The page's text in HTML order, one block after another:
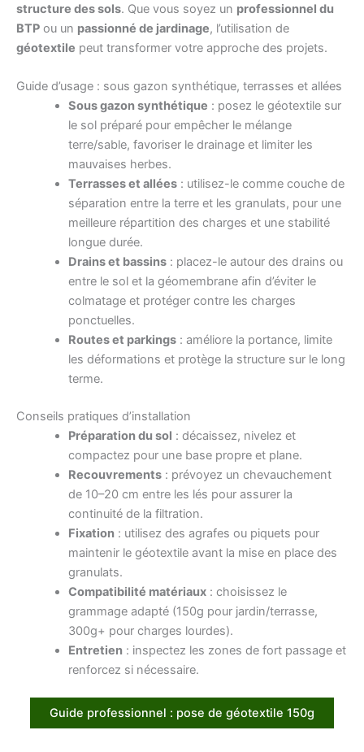
structure des sols. Que vous soyez un professionnel du
BTP ou un passionné de jardinage, l’utilisation de
géotextile peut transformer votre approche des projets.
Guide d’usage : sous gazon synthétique, terrasses et allées
Sous gazon synthétique : posez le géotextile sur
le sol préparé pour empêcher le mélange
terre/sable, favoriser le drainage et limiter les
mauvaises herbes.
Terrasses et allées: utilisez-le comme couche de
séparation entre la terre et les granulats, pour une
meilleure répartition des charges et une stabilité
longue durée.
Drains et bassins: placez-le autour des drains ou
entre le sol et la géomembrane afin d’éviter le
colmatage et protéger contre les charges
ponctuelles.
Routes et parkings: améliore la portance, limite
les déformations et protège la structure sur le long
terme.
Conseils pratiques d’installation
Préparation du sol : décaissez, nivelez et
compactez pour une base propre et plane.
Recouvrements: prévoyez un chevauchement
de 10–20 cm entre les lés pour assurer la
continuité de la filtration.
Fixation: utilisez des agrafes ou piquets pour
maintenir le géotextile avant la mise en place des
granulats.
Compatibilité matériaux: choisissez le
grammage adapté (150g pour jardin/terrasse,
300g+ pour charges lourdes).
Entretien: inspectez les zones de fort passage et
renforcez si nécessaire.
Guide professionnel : pose de géotextile 150g